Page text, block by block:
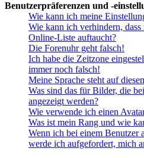
Benutzerpräferenzen und -
Wie kann ich meine
Wie kann ich verhindern,
Online-Liste auftaucht?
Die Forenuhr geht falsch!
Ich habe die Zeitzone
immer noch falsch!
Meine Sprache steht auf
Was sind das für Bilder, die
angezeigt werden?
Wie verwende ich einen
Was ist mein Rang und wie
Wenn ich bei einem
werde ich aufgefordert, mich